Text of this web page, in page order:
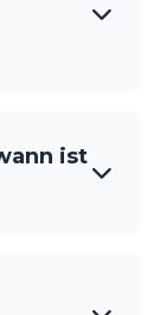
ist